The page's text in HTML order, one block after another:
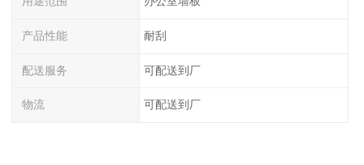
产品性能 耐刮
配送服务 可配送到厂
物流 可配送到厂